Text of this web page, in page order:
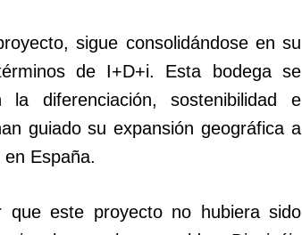
sigue consolidándose en su
de I+D+i. Esta bodega se
diferenciación, sostenibilidad e
guiado su expansión geográfica a
España.
que este proyecto no hubiera sido